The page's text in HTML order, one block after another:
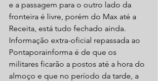
e a passagem para o outro lado da
fronteira é livre, porém do Max até a
Receita, está tudo fechado ainda.
Informação extra-oficial repassada ao
Pontaporainforma é de que os
militares ficarão a postos até a hora do
almoço e que no período da tarde, a